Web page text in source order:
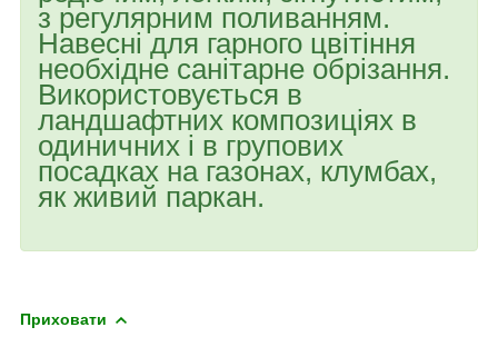
з регулярним поливанням.
Навесні для гарного цвітіння
необхідне санітарне обрізання.
Використовується в
ландшафтних композиціях в
одиничних і в групових
посадках на газонах, клумбах,
як живий паркан.
Приховати